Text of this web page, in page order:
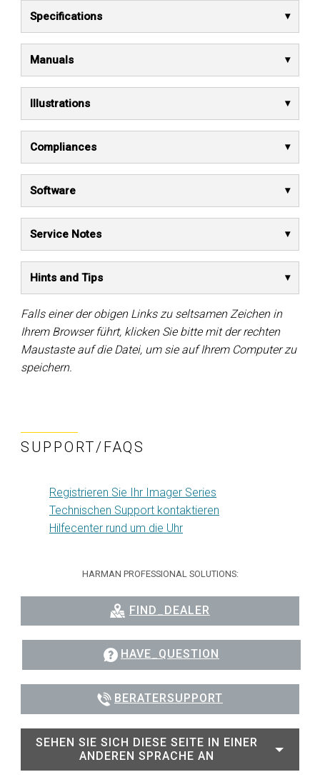
Specifications
Manuals
Illustrations
Compliances
Software
Service Notes
Hints and Tips
Falls einer der obigen Links zu seltsamen Zeichen in
Ihrem Browser führt, klicken Sie bitte mit der rechten
Maustaste auf die Datei, um sie auf Ihrem Computer zu
speichern.
SUPPORT/FAQS
Registrieren Sie Ihr Imager Series
Technischen Support kontaktieren
Hilfecenter rund um die Uhr
HARMAN PROFESSIONAL SOLUTIONS:
FIND_DEALER
HAVE_QUESTION
BERATERSUPPORT
SEHEN SIE SICH DIESE SEITE IN EINER
ANDEREN SPRACHE AN